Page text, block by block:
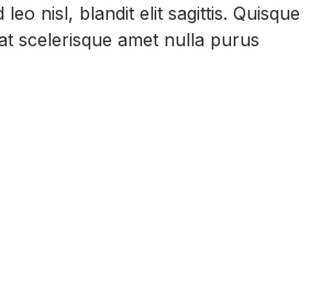
nisl, blandit elit sagittis. Quisque
scelerisque amet nulla purus